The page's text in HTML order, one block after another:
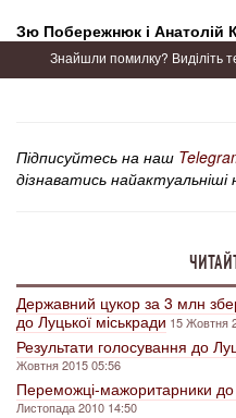
Зю Побережнюк і Анатолій
Знайшли помилку? Виділіть
Підписуйтесь на наш
дізнаватись
Державний цукор за 3 млн
до Луцької міськради 15 Жовтня
Результати голосування до
Жовтня 2015 05:56
Переможці-мажоритарники
Листопада 2010 14:50